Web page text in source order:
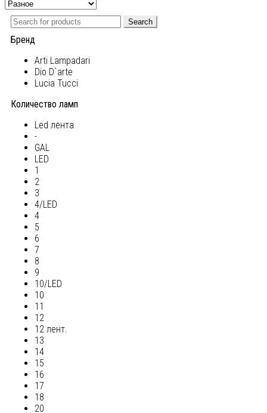
Search
Бренд
Arti Lampadari
Dio D`arte
Lucia Tucci
Количество ламп
Led лента
-
GAL
LED
1
2
3
4/LED
4
5
6
7
8
9
10/LED
10
11
12
12 лент.
13
14
15
16
17
18
20